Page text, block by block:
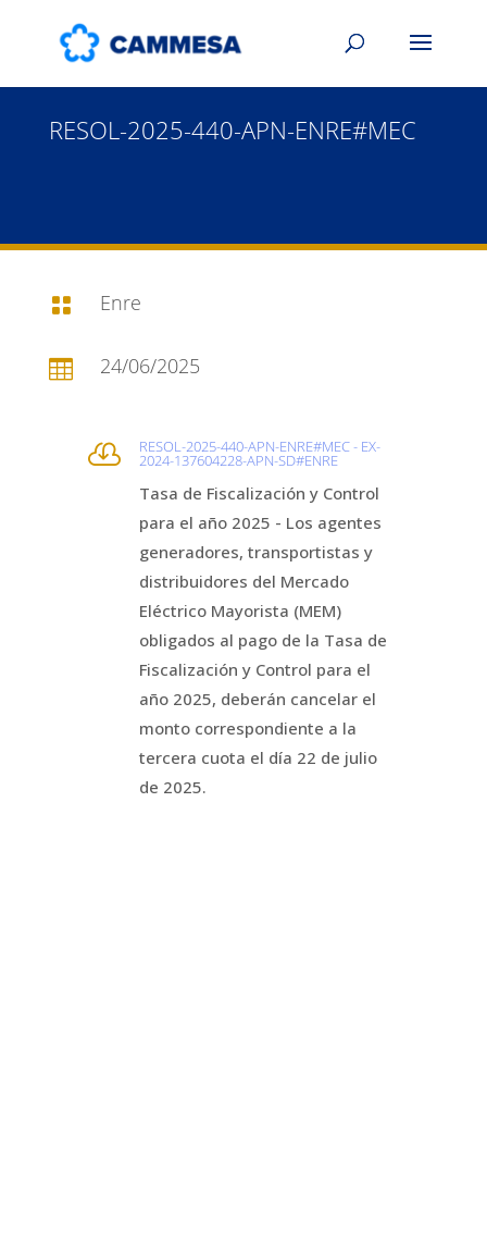
RESOL-2025-440-APN-ENRE#MEC
 Enre
 24/06/2025
 RESOL-2025-440-APN-ENRE#MEC - EX-
2024-137604228-APN-SD#ENRE
Tasa de Fiscalización y Control
para el año 2025 - Los agentes
generadores, transportistas y
distribuidores del Mercado
Eléctrico Mayorista (MEM)
obligados al pago de la Tasa de
Fiscalización y Control para el
año 2025, deberán cancelar el
monto correspondiente a la
tercera cuota el día 22 de julio
de 2025.